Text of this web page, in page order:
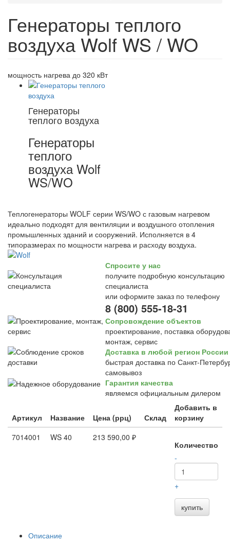
Генераторы теплого
воздуха Wolf WS / WO
мощность нагрева до 320 кВт
Генераторы
теплого воздуха
Генераторы
теплого
воздуха Wolf
WS/WO
Теплогенераторы WOLF серии WS/WO с газовым нагревом
идеально подходят для вентиляции и воздушного отопления
промышленных зданий и сооружений. Исполняется в 4
типоразмерах по мощности нагрева и расходу воздуха.
Спросите у нас
получите подробную консультацию
специалиста
или оформите заказ по телефону
8 (800) 555-18-31
Сопровождение объектов
проектирование, поставка
монтаж, сервис
Доставка в любой регион России
быстрая доставка по Санкт-
самовывоз
Гарантия качества
являемся официальным дилером
Артикул Название Цена (ррц) Склад
Добавить в
корзину
7014001
WS 40 213 590,00 ₽
Количество
-
+
купить
Описание